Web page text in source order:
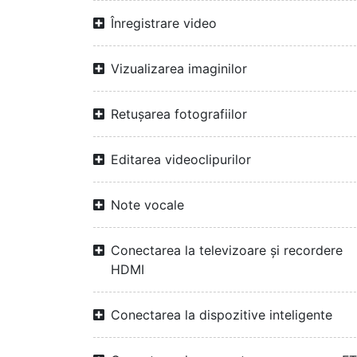
Înregistrare video
Vizualizarea imaginilor
Retușarea fotografiilor
Editarea videoclipurilor
Note vocale
Conectarea la televizoare și recordere
HDMI
Conectarea la dispozitive inteligente